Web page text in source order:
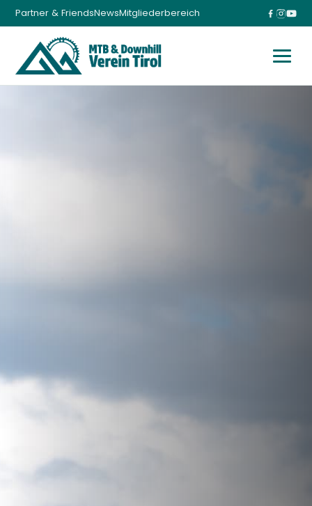
Partner & FriendsNewsMitgliederbereich